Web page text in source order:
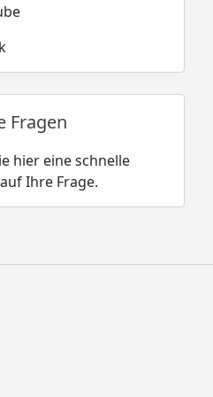
Fragen
hier eine schnelle
Ihre Frage.